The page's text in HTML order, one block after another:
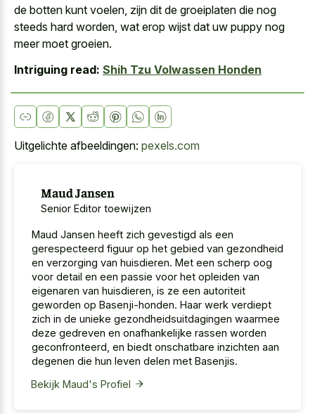
de botten kunt voelen, zijn dit de groeiplaten die nog
steeds hard worden, wat erop wijst dat uw puppy nog
meer moet groeien.
Intriguing read: Shih Tzu Volwassen Honden
Uitgelichte afbeeldingen: pexels.com
Maud Jansen
Senior Editor toewijzen
Maud Jansen heeft zich gevestigd als een
gerespecteerd figuur op het gebied van gezondheid
en verzorging van huisdieren. Met een scherp oog
voor detail en een passie voor het opleiden van
eigenaren van huisdieren, is ze een autoriteit
geworden op Basenji-honden. Haar werk verdiept
zich in de unieke gezondheidsuitdagingen waarmee
deze gedreven en onafhankelijke rassen worden
geconfronteerd, en biedt onschatbare inzichten aan
degenen die hun leven delen met Basenjis.
Bekijk Maud's Profiel